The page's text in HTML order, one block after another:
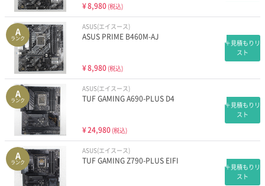
¥8,980 (税込)
A
ランク
ASUS(エイスース)
ASUS PRIME B460M-AJ
¥8,980 (税込)
＋見積もりリ
スト
A
ランク
ASUS(エイスース)
TUF GAMING A690-PLUS D4
¥24,980 (税込)
＋見積もりリ
スト
A
ランク
ASUS(エイスース)
TUF GAMING Z790-PLUS EIFI
＋見積もりリ
スト